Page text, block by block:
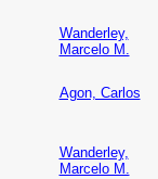
Wanderley,
Marcelo M.
Agon, Carlos
Wanderley,
Marcelo M.